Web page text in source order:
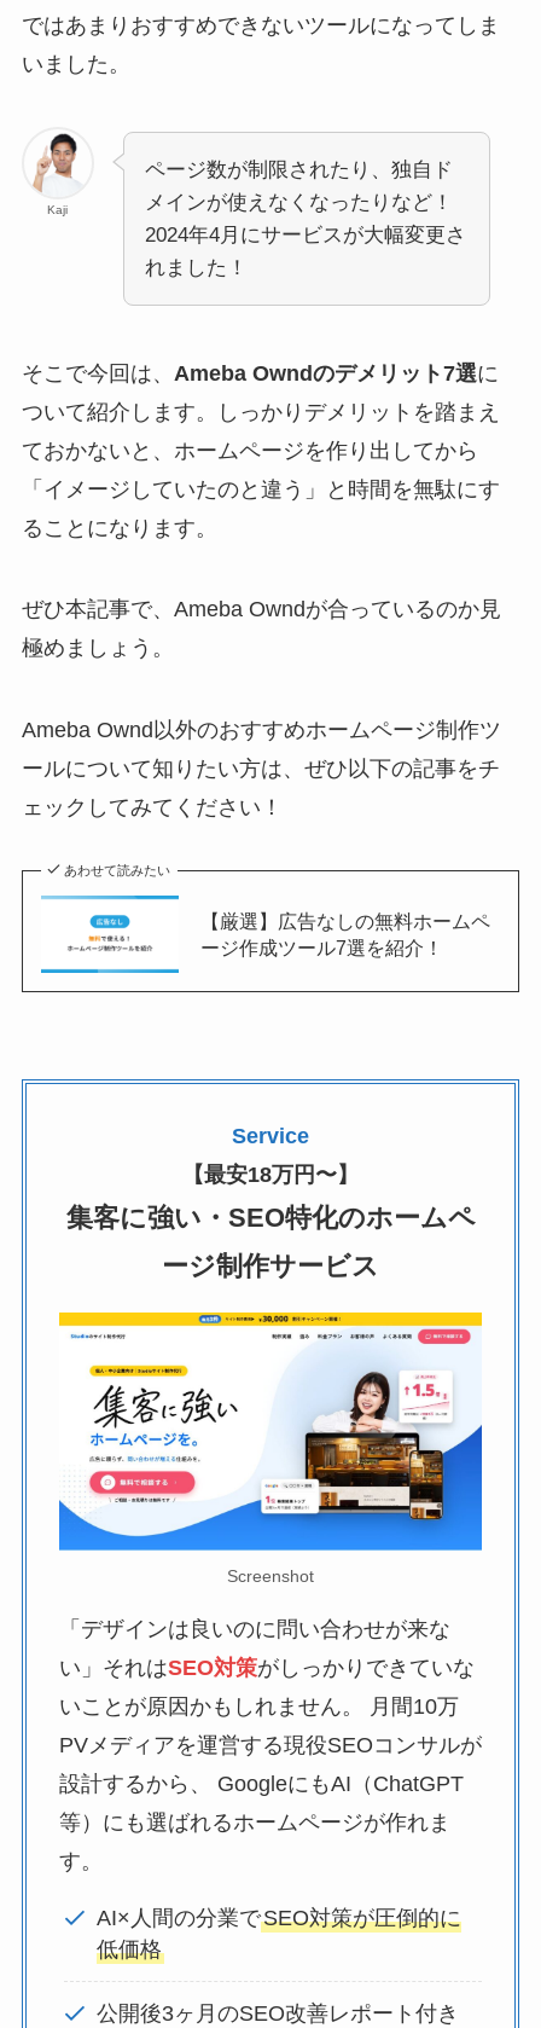
ではあまりおすすめできないツールになってしま
いました。
Kaji
ページ数が制限されたり、独自ド
メインが使えなくなったりなど！
2024年4月にサービスが大幅変更さ
れました！
そこで今回は、 Ameba Owndのデメリット7選に
ついて紹介します。しっかりデメリットを踏まえ
ておかないと、ホームページを作り出してから
「イメージしていたのと違う」と時間を無駄にす
ることになります。
ぜひ本記事で、Ameba Owndが合っているのか見
極めましょう。
Ameba Ownd以外のおすすめホームページ制作ツ
ールについて知りたい方は、ぜひ以下の記事をチ
ェックしてみてください！
あわせて読みたい
【厳選】広告なしの無料ホームペ
ージ作成ツール7選を紹介！
Service
【最安18万円〜】
集客に強い・SEO特化のホームペ
ージ制作サービス
Screenshot
「デザインは良いのに問い合わせが来な
い」それはSEO対策がしっかりできていな
いことが原因かもしれません。 月間10万
PVメディアを運営する現役SEOコンサルが
設計するから、 GoogleにもAI（ChatGPT
等）にも選ばれるホームページが作れま
す。
AI×人間の分業でSEO対策が圧倒的に
低価格
公開後3ヶ月のSEO改善レポート付き